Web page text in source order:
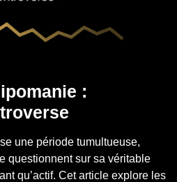
:
une période tumultueuse,
questionnent sur sa véritable
qu’actif. Cet article explore les